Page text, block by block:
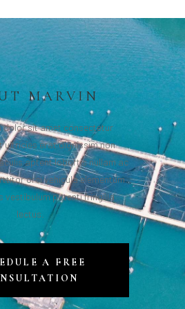
MARVIN
dolor sit amet consectetur
ultricies erat dignissim non
aptent lobortis nullam ac
orci vehicula elementum.
vestibulum potenti fringilla
lectus.
A FREE